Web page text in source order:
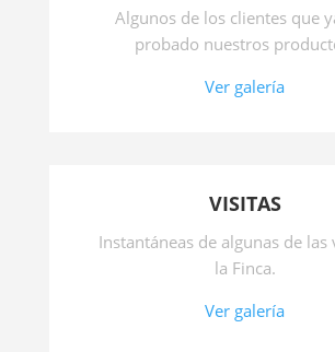
Algunos de los clientes que
probado nuestros
Ver galería
VISITAS
Instantáneas de algunas de las
la Finca.
Ver galería